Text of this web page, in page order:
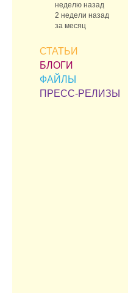
неделю назад
2 недели назад
за месяц
СТАТЬИ
БЛОГИ
ФАЙЛЫ
ПРЕСС-РЕЛИЗЫ